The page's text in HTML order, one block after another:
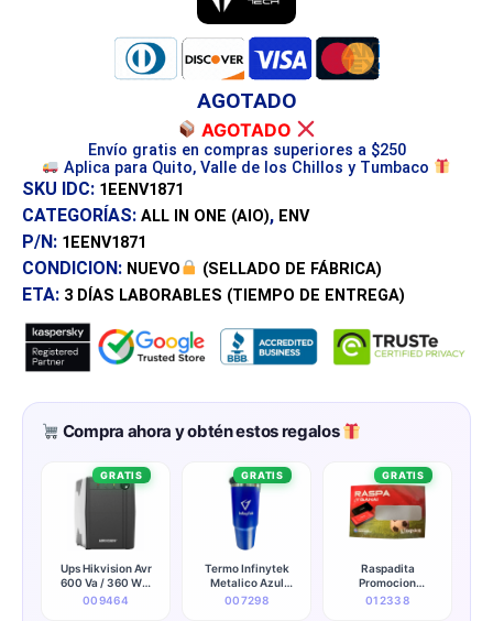
AGOTADO
AGOTADO
Envío gratis en compras superiores a $250
Aplica para Quito, Valle de los Chillos y Tumbaco
SKU IDC: 1EENV1871
CATEGORÍAS: ALL IN ONE (AIO), ENV
P/N: 1EENV1871
CONDICION: NUEVO (SELLADO DE FÁBRICA)
ETA: 3 DÍAS LABORABLES (TIEMPO DE ENTREGA)
Compra ahora y obtén estos regalos
GRATIS
Ups Hikvision Avr
600 Va / 360 W 6
Salidas (120v)
009464
GRATIS
Termo Infinytek
Metalico Azul
(promocionales)
007298
GRATIS
Raspadita
Promocion
Kingston
012338